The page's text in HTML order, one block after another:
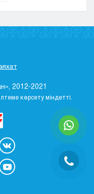
2012-2021
көрсету міндетті.